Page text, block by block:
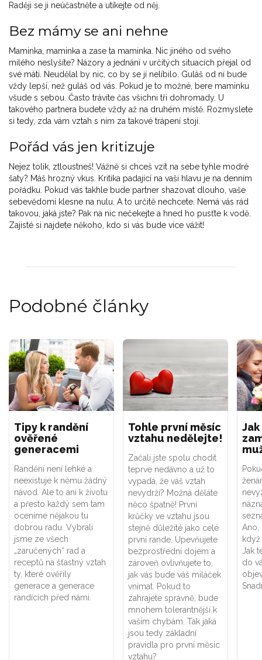
Raději se ji neúčastněte a utíkejte od něj.
Bez mámy se ani nehne
Maminka, maminka a zase ta maminka. Nic jiného od svého
milého neslyšíte? Názory a jednání v určitých situacích přejal od
své máti. Neudělal by nic, co by se jí nelíbilo. Guláš od ní bude
vždy lepší, než guláš od vás. Pokud je to možné, bere maminku
všude s sebou. Často trávíte čas všichni tři dohromady. U
takového partnera budete vždy až na druhém místě. Rozmyslete
si tedy, zda vám vztah s ním za takové trápení stojí.
Pořád vás jen kritizuje
Nejez tolik, ztloustneš! Vážně si chceš vzít na sebe tyhle modré
šaty? Máš hrozný vkus. Kritika padající na vaši hlavu je na denním
pořádku. Pokud vás takhle bude partner shazovat dlouho, vaše
sebevědomí klesne na nulu. A to určitě nechcete. Nemá vás rád
takovou, jaká jste? Pak na nic nečekejte a hned ho pusťte k vodě.
Zajisté si najdete někoho, kdo si vás bude více vážit!
Podobné články
Tipy k randění
ověřené
generacemi
Randění není lehké a
neexistuje k němu žádný
návod. Ale to ani k životu
a přesto každý sem tam
oceníme nějakou tu
dobrou radu. Vybrali
jsme ze všech
„zaručených“ rad a
receptů na šťastný vztah
ty, které ověřily
generace a generace
randících před námi.
Tohle první měsíc
vztahu nedělejte!
Začali jste spolu chodit
teprve nedávno a už to
vypadá, že váš vztah
nevydrží? Možná děláte
něco špatně! První
krůčky ve vztahu jsou
stejně důležité jako celé
první rande. Upevňujete
bezprostřední dojem a
zároveň ovlivňujete to,
jak vás bude váš miláček
vnímat. Pokud to
zahrajete správně, bude
mnohem tolerantnější k
vašim chybám. Tak jaká
jsou tedy základní
pravidla pro první měsíc
vztahu?
Ano,
Jak
do